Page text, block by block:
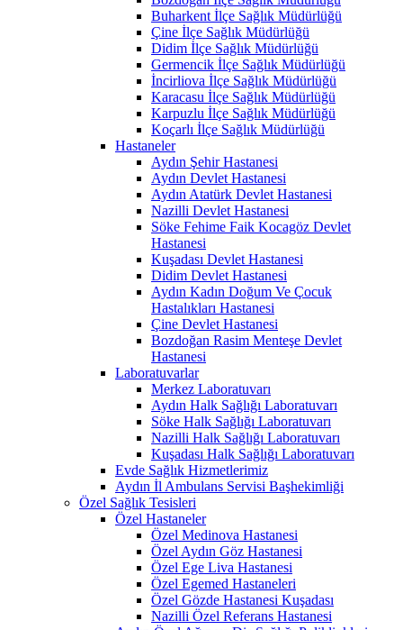
Buharkent İlçe Sağlık Müdürlüğü
Çine İlçe Sağlık Müdürlüğü
Didim İlçe Sağlık Müdürlüğü
Germencik İlçe Sağlık Müdürlüğü
İncirliova İlçe Sağlık Müdürlüğü
Karacasu İlçe Sağlık Müdürlüğü
Karpuzlu İlçe Sağlık Müdürlüğü
Koçarlı İlçe Sağlık Müdürlüğü
Hastaneler
Aydın Şehir Hastanesi
Aydın Devlet Hastanesi
Aydın Atatürk Devlet Hastanesi
Nazilli Devlet Hastanesi
Söke Fehime Faik Kocagöz Devlet
Hastanesi
Kuşadası Devlet Hastanesi
Didim Devlet Hastanesi
Aydın Kadın Doğum Ve Çocuk
Hastalıkları Hastanesi
Çine Devlet Hastanesi
Bozdoğan Rasim Menteşe Devlet
Hastanesi
Laboratuvarlar
Merkez Laboratuvarı
Aydın Halk Sağlığı Laboratuvarı
Söke Halk Sağlığı Laboratuvarı
Nazilli Halk Sağlığı Laboratuvarı
Kuşadası Halk Sağlığı Laboratuvarı
Evde Sağlık Hizmetlerimiz
Aydın İl Ambulans Servisi Başhekimliği
Özel Sağlık Tesisleri
Özel Hastaneler
Özel Medinova Hastanesi
Özel Aydın Göz Hastanesi
Özel Ege Liva Hastanesi
Özel Egemed Hastaneleri
Özel Gözde Hastanesi Kuşadası
Nazilli Özel Referans Hastanesi